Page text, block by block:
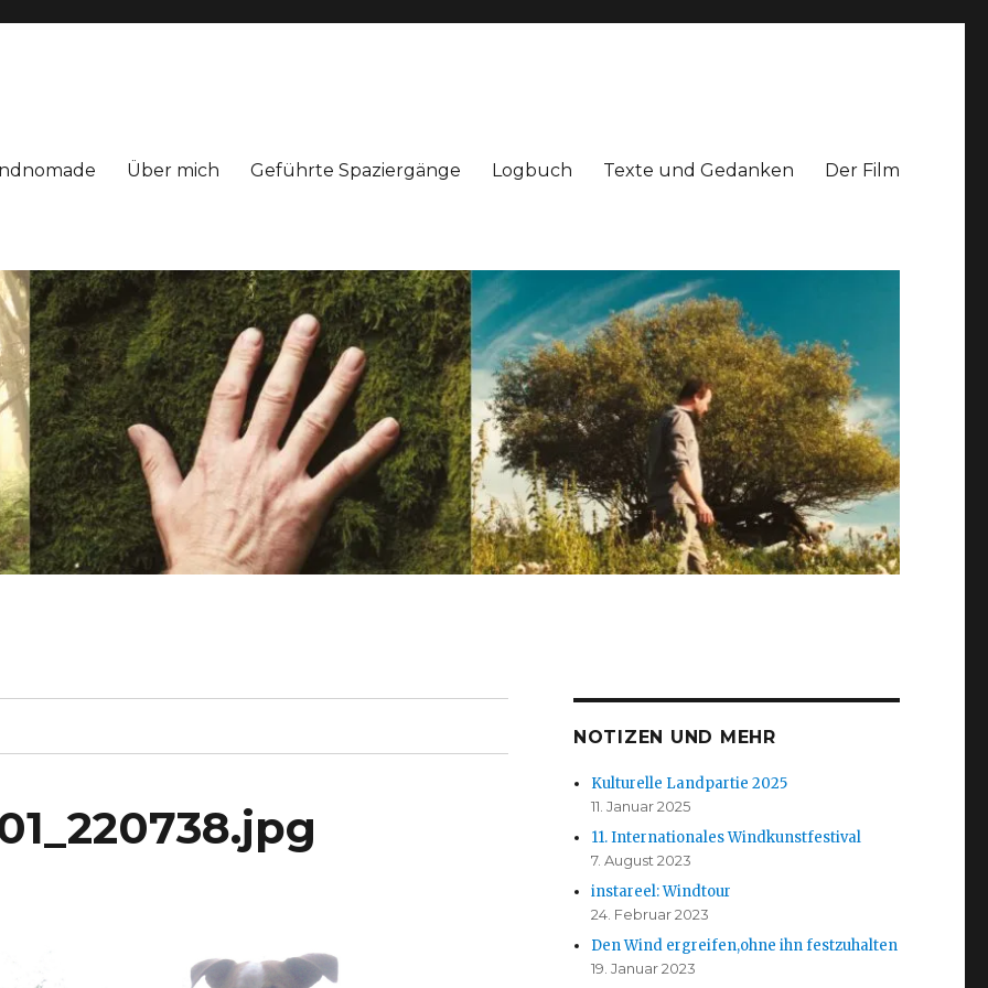
Über mich Geführte Spaziergänge Logbuch Texte und Gedanken Der Film
NOTIZEN UND MEHR
Kulturelle Landpartie 2025
11. Januar 2025
11. Internationales Windkunstfestival
7. August 2023
instareel: Windtour
24. Februar 2023
Den Wind ergreifen,ohne ihn festzuhalten
19. Januar 2023